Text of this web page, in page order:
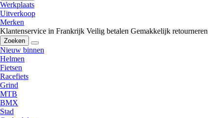
Werkplaats
Uitverkoop
Merken
Klantenservice in Frankrijk Veilig betalen Gemakkelijk retourneren
Zoeken
Nieuw binnen
Helmen
Fietsen
Racefiets
Grind
MTB
BMX
Stad